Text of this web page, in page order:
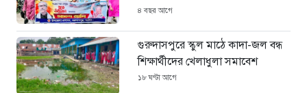
৪ বছর আগে
গুরুদাসপুরে স্কুল মাঠে কাদা-জল বন্ধ
শিক্ষার্থীদের খেলাধুলা সমাবেশ
১৮ ঘণ্টা আগে